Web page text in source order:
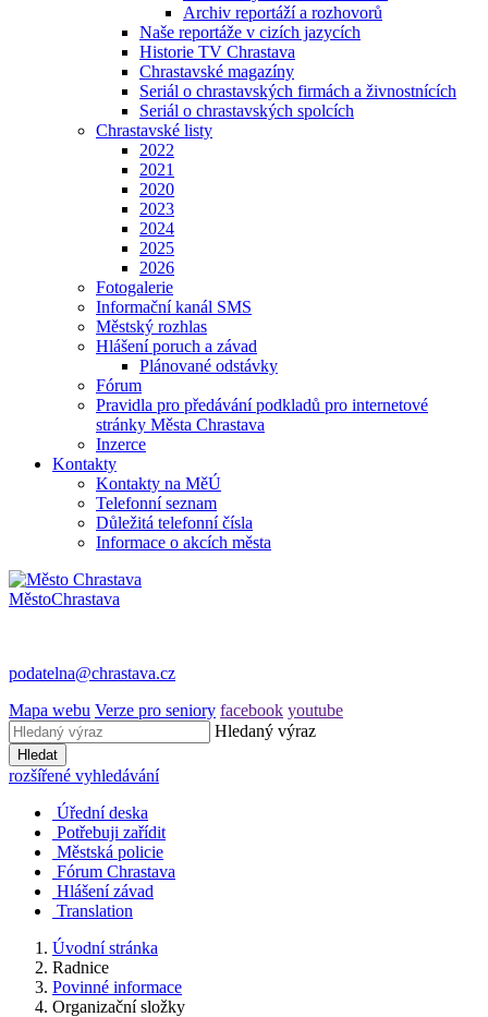
Archiv reportáží a rozhovorů
Naše reportáže v cizích jazycích
Historie TV Chrastava
Chrastavské magazíny
Seriál o chrastavských firmách a živnostnících
Seriál o chrastavských spolcích
Chrastavské listy
2022
2021
2020
2023
2024
2025
2026
Fotogalerie
Informační kanál SMS
Městský rozhlas
Hlášení poruch a závad
Plánované odstávky
Fórum
Pravidla pro předávání podkladů pro internetové
stránky Města Chrastava
Inzerce
Kontakty
Kontakty na MěÚ
Telefonní seznam
Důležitá telefonní čísla
Informace o akcích města
MěstoChrastava
podatelna@chrastava.cz
Mapa webu Verze pro seniory facebook youtube
Hledaný výraz
Hledat
rozšířené vyhledávání
Úřední deska
Potřebuji zařídit
Městská policie
Fórum Chrastava
Hlášení závad
Translation
Úvodní stránka
Radnice
Povinné informace
Organizační složky